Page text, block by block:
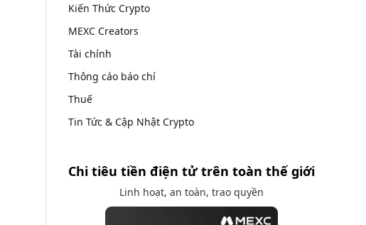
Kiến Thức Crypto
MEXC Creators
Tài chính
Thông cáo báo chí
Thuế
Tin Tức & Cập Nhật Crypto
Chi tiêu tiền điện tử trên toàn thế giới
Linh hoạt, an toàn, trao quyền